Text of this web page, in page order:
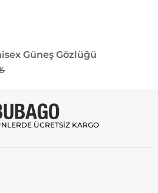
Güneş Gözlüğü
ÜCRETSİZ KARGO